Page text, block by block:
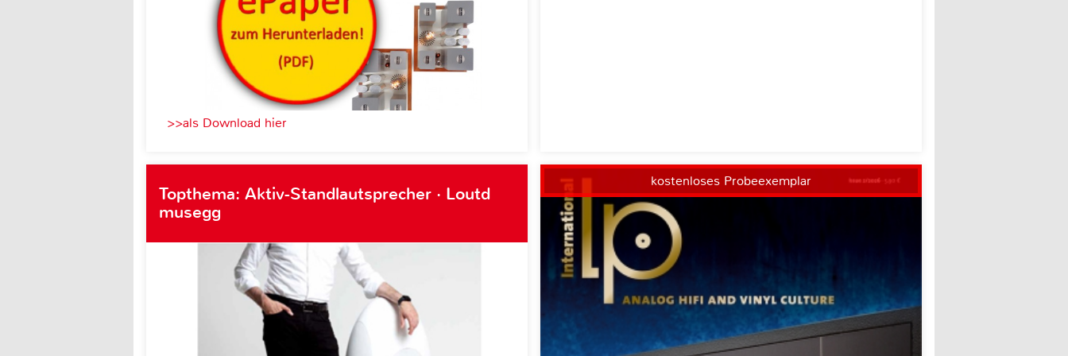
>>als Download hier
Topthema: Aktiv-Standlautsprecher · Loutd
musegg
kostenloses Probeexemplar